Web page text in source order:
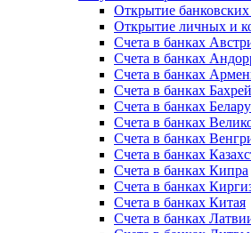
Открытие
Открытие личных и
Счета в банках
Счета в банках
Счета в банках
Счета в банках
Счета в банках
Счета в банках
Счета в банках
Счета в банках
Счета в банках Кипра
Счета в банках
Счета в банках Китая
Счета в банках